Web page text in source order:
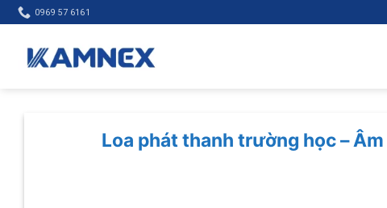
Skip
to
0969 57 6161
Loa phát thanh trường học –